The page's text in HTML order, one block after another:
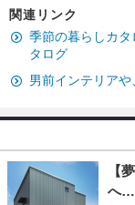
関連リンク
季節の暮らしカ
タログ
男前インテリア
【
へ…